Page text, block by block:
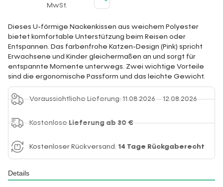
MwSt.
Dieses U-förmige Nackenkissen aus weichem Polyester
bietet komfortable Unterstützung beim Reisen oder
Entspannen. Das farbenfrohe Katzen-Design (Pink) spricht
Erwachsene und Kinder gleichermaßen an und sorgt für
entspannte Momente unterwegs. Zwei wichtige Vorteile
sind die ergonomische Passform und das leichte Gewicht.
Voraussichtliche Lieferung: 11.08.2026 – 12.08.2026
KostenloseLieferung ab 30 €
Kostenloser Rückversand: 14 Tage Rückgaberecht
Details